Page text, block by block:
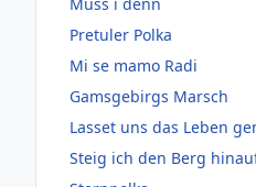
Muss i denn
Pretuler Polka
Mi se mamo Radi
Gamsgebirgs Marsch
Lasset uns das Leben
Steig ich den Berg